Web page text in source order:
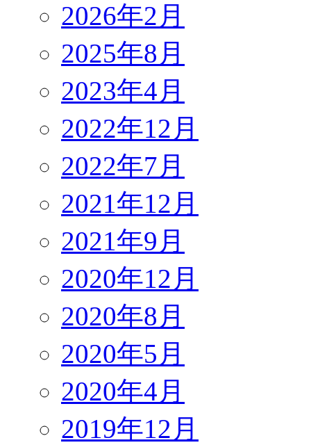
2026年2月
2025年8月
2023年4月
2022年12月
2022年7月
2021年12月
2021年9月
2020年12月
2020年8月
2020年5月
2020年4月
2019年12月